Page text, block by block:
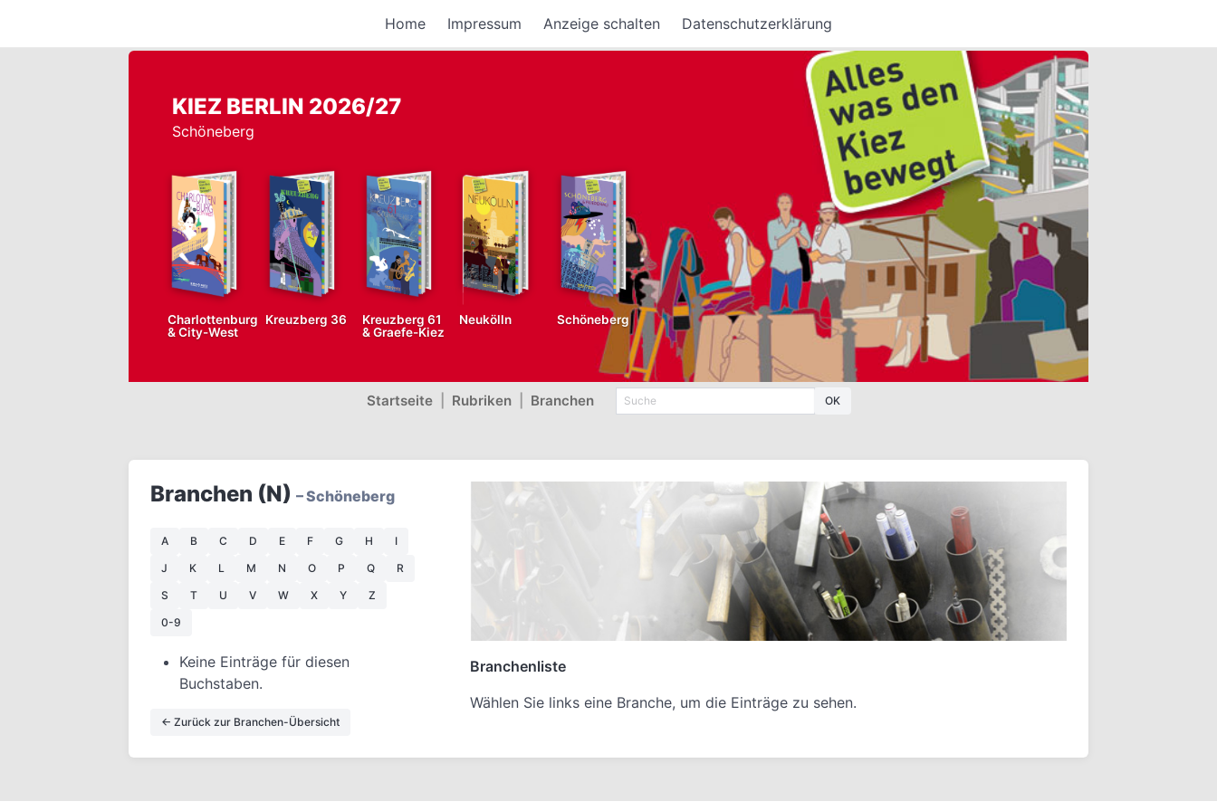
Home Impressum Anzeige schalten Datenschutzerklärung
KIEZ BERLIN 2026/27
Schöneberg
Charlottenburg
& City-West
Kreuzberg 36
Kreuzberg 61
& Graefe-Kiez
Neukölln Schöneberg
Startseite Rubriken Branchen OK
Branchen (N) – Schöneberg
A B C D E F G H
I
J
K L M N O P Q
R
S
T U V W X Y
Z
0-9
Keine Einträge für diesen
Buchstaben.
← Zurück zur Branchen-Übersicht
Branchenliste
Wählen Sie links eine Branche, um die Einträge zu sehen.